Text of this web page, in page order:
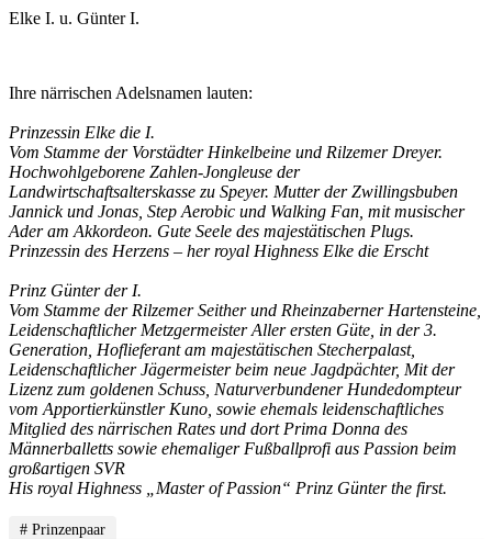
Elke I. u. Günter I.
Ihre närrischen Adelsnamen lauten:
Prinzessin Elke die I.
Vom Stamme der Vorstädter Hinkelbeine und Rilzemer Dreyer.
Hochwohlgeborene Zahlen-Jongleuse der
Landwirtschaftsalterskasse zu Speyer. Mutter der Zwillingsbuben
Jannick und Jonas, Step Aerobic und Walking Fan, mit musischer
Ader am Akkordeon. Gute Seele des majestätischen Plugs.
Prinzessin des Herzens – her royal Highness Elke die Erscht
Prinz Günter der I.
Vom Stamme der Rilzemer Seither und Rheinzaberner Hartensteine,
Leidenschaftlicher Metzgermeister Aller ersten Güte, in der 3.
Generation, Hoflieferant am majestätischen Stecherpalast,
Leidenschaftlicher Jägermeister beim neue Jagdpächter, Mit der
Lizenz zum goldenen Schuss, Naturverbundener Hundedompteur
vom Apportierkünstler Kuno, sowie ehemals leidenschaftliches
Mitglied des närrischen Rates und dort Prima Donna des
Männerballetts sowie ehemaliger Fußballprofi aus Passion beim
großartigen SVR
His royal Highness „Master of Passion“ Prinz Günter the first.
# Prinzenpaar